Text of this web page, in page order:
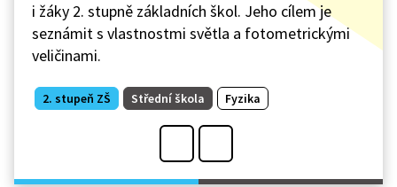
i žáky 2. stupně základních škol. Jeho cílem je
seznámit s vlastnostmi světla a fotometrickými
veličinami.
2. stupeň ZŠ Střední škola Fyzika